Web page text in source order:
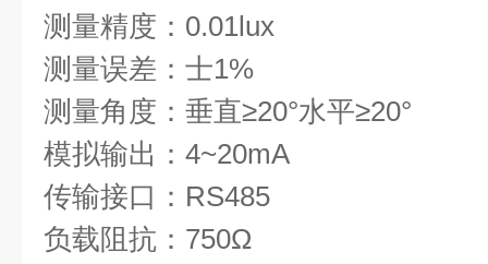
测量精度：0.01lux
测量误差：士1%
测量角度：垂直≥20°水平≥20°
模拟输出：4~20mA
传输接口：RS485
负载阻抗：750Ω